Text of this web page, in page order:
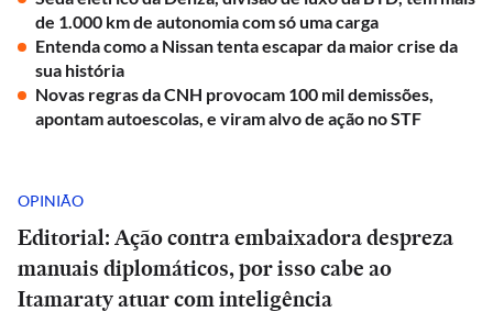
de 1.000 km de autonomia com só uma carga
Entenda como a Nissan tenta escapar da maior crise da
sua história
Novas regras da CNH provocam 100 mil demissões,
apontam autoescolas, e viram alvo de ação no STF
OPINIÃO
Editorial: Ação contra embaixadora despreza
manuais diplomáticos, por isso cabe ao
Itamaraty atuar com inteligência